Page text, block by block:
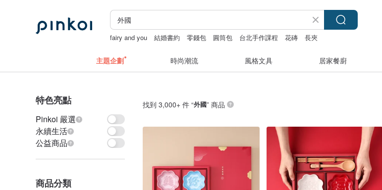
fairy and you 結婚書約 零錢包 圓筒包 台北手作課程 花磚
長夾
主題企劃 時尚潮流 風格文具 居家餐廚
特色亮點
Pinkoi 嚴選
永續生活
公益商品
商品分類
找到 3,000+ 件 “外國” 商品